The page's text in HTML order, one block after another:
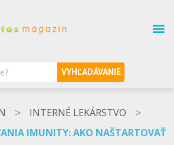
VYHĽADÁVANIE
> INTERNÉ LEKÁRSTVO >
IMUNITY: AKO NAŠTARTOVAŤ